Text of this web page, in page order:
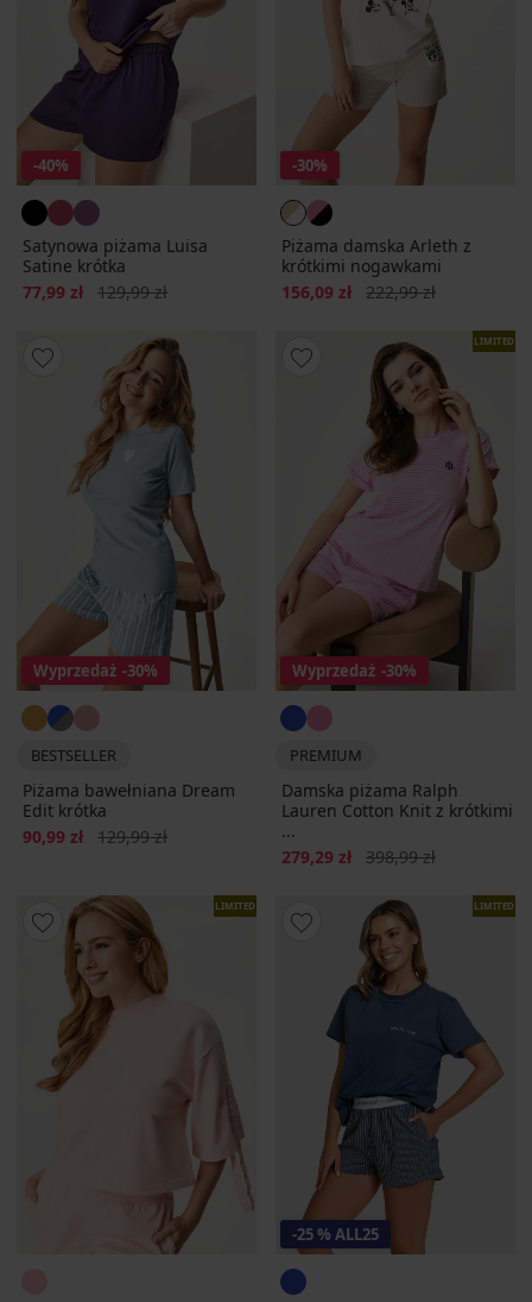
-40%
Satynowa piżama Luisa
Satine krótka
Zniżka
77,99 zł Pierwotna cena
129,99 zł
-30%
Piżama damska Arleth z
krótkimi nogawkami
Zniżka
156,09 zł Pierwotna cena
222,99 zł
Wyprzedaż -30%
BESTSELLER
Piżama bawełniana Dream
Edit krótka
Zniżka
90,99 zł Pierwotna cena
129,99 zł
LIMITED
Wyprzedaż -30%
PREMIUM
Damska piżama Ralph
Lauren Cotton Knit z krótkimi
...
Zniżka
279,29 zł Pierwotna cena
398,99 zł
LIMITED LIMITED
-25 % ALL25